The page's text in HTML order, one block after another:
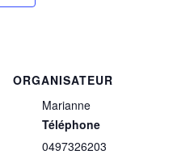
ORGANISATEUR
Marianne
Téléphone
0497326203